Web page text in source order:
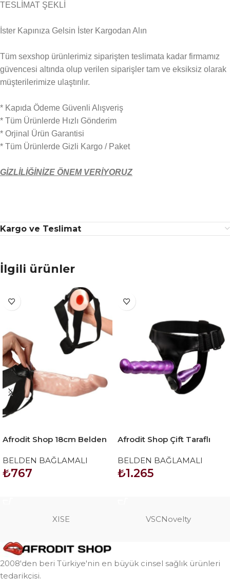
TESLİMAT ŞEKLİ
İster Kapınıza Gelsin İster Kargodan Alın
Tüm sexshop ürünlerimiz siparişten teslimata kadar firmamız
güvencesi altında olup verilen siparişler tam ve eksiksiz olarak
müşterilerimize ulaştırılır.
* Kapıda Ödeme Güvenli Alışveriş
* Tüm Ürünlerde Hızlı Gönderim
* Orjinal Ürün Garantisi
* Tüm Ürünlerde Gizli Kargo / Paket
GİZLİLİĞİNİZE ÖNEM VERİYORUZ
Kargo ve Teslimat
İlgili ürünler
Afrodit Shop 18cm Belden
Penis
BELDEN BAĞLAMALI
₺767
Afrodit Shop Çift Taraflı
Dildo
BELDEN BAĞLAMALI
₺1.265
XISE VSCNovelty
2008'den beri Türkiye'nin en büyük cinsel sağlık ürünleri
tedarikçisi.